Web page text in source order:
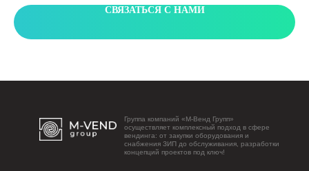
СВЯЗАТЬСЯ С НАМИ
Группа компаний «М-Венд Групп»
осуществляет комплексный подход в сфере
вендинга: от закупки оборудования и
снабжения ЗИП до обслуживания, разработки
концепций проектов под ключ!